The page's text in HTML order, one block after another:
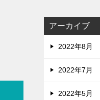
アーカイブ
2022年8月
2022年7月
2022年5月